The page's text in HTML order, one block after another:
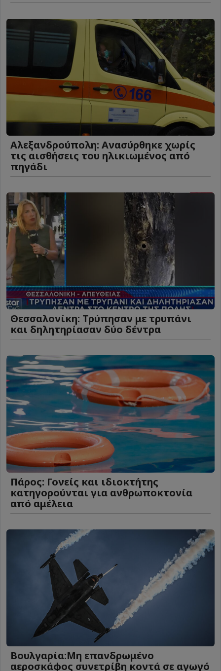
Αλεξανδρούπολη: Ανασύρθηκε χωρίς
τις αισθήσεις του ηλικιωμένος από
πηγάδι
Θεσσαλονίκη: Τρύπησαν με τρυπάνι
και δηλητηρίασαν δύο δέντρα
Πάρος: Γονείς και ιδιοκτήτης
κατηγορούνται για ανθρωποκτονία
από αμέλεια
Βουλγαρία:Μη επανδρωμένο
αεροσκάφος συνετρίβη κοντά σε αγωγό